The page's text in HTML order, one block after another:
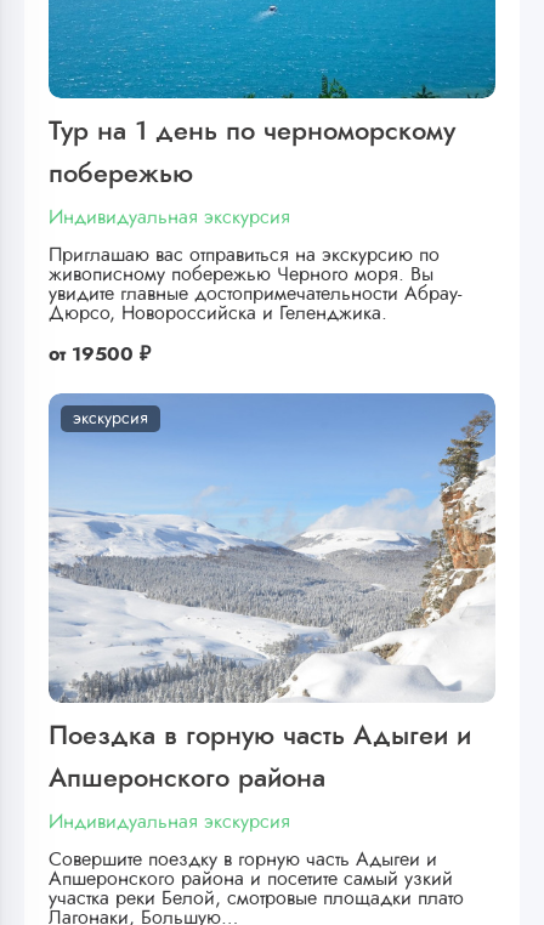
Тур на 1 день по черноморскому
побережью
Индивидуальная экскурсия
Приглашаю вас отправиться на экскурсию по
живописному побережью Черного моря. Вы
увидите главные достопримечательности Абрау-
Дюрсо, Новороссийска и Геленджика.
от 19500 ₽
экскурсия
Поездка в горную часть Адыгеи и
Апшеронского района
Индивидуальная экскурсия
Совершите поездку в горную часть Адыгеи и
Апшеронского района и посетите самый узкий
участка реки Белой, смотровые площадки плато
Лагонаки, Большую…